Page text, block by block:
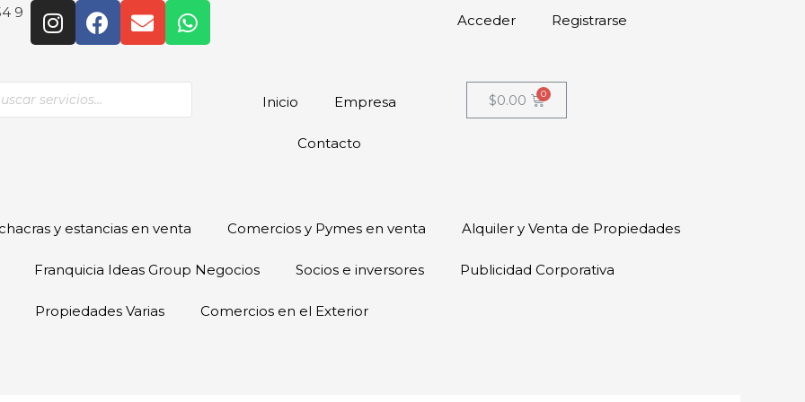
9 Acceder Registrarse
Inicio Empresa
Contacto
$0.00
y estancias en venta Comercios y Pymes en venta Alquiler y Venta de Propiedades
Franquicia Ideas Group Negocios Socios e inversores Publicidad Corporativa
Propiedades Varias Comercios en el Exterior